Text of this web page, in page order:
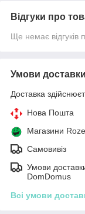
Відгуки про
Ще немає відгуків
Умови доставки
Доставка
Нова Пошта
Магазини
Самовивіз
Умови
DomDomus
Всі умови